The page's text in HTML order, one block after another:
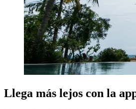
Llega más lejos con la